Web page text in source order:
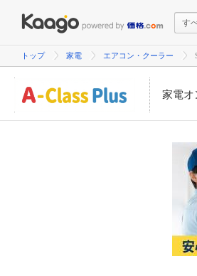
す
トップ 家電 エアコン・クーラー
家電オ